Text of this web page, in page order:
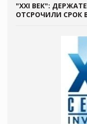
"XXI ВЕК":
ОТСРОЧИЛИ СРОК